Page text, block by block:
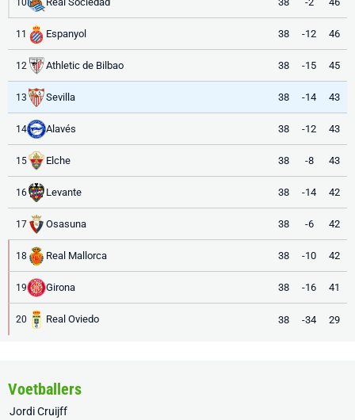
11 Espanyol 38 -12 46
12 Athletic de Bilbao 38 -15 45
13 Sevilla 38 -14 43
14 Alavés 38 -12 43
15 Elche 38 -8 43
16 Levante 38 -14 42
17 Osasuna 38 -6 42
18 Real Mallorca 38 -10 42
19 Girona 38 -16 41
20 Real Oviedo 38 -34 29
Voetballers
Jordi Cruijff